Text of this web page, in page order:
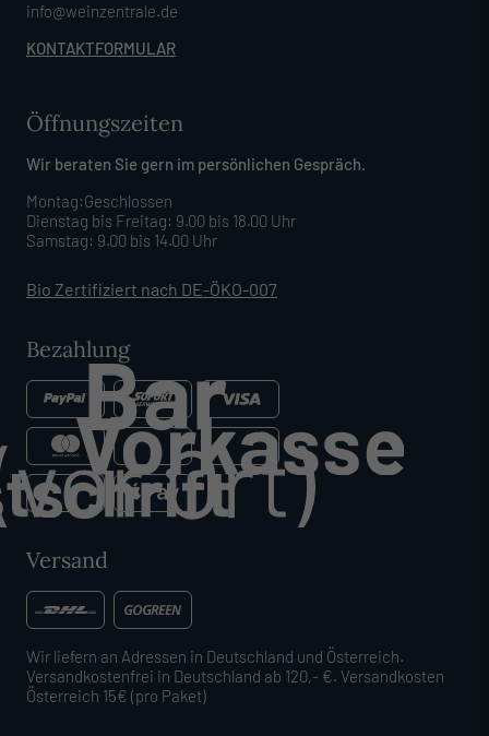
info@weinzentrale.de
KONTAKTFORMULAR
Öffnungszeiten
Wir beraten Sie gern im persönlichen Gespräch.
Montag:Geschlossen
Dienstag bis Freitag: 9.00 bis 18.00 Uhr
Samstag: 9.00 bis 14.00 Uhr
Bio Zertifiziert nach DE-ÖKO-007
Bezahlung
Versand
Wir liefern an Adressen in Deutschland und Österreich.
Versandkostenfrei in Deutschland ab 120,- €. Versandkosten
Österreich 15€ (pro Paket)